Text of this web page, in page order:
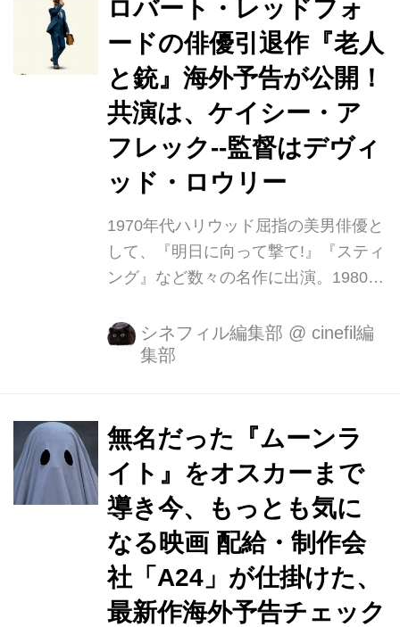
ロバート・レッドフォ
ードの俳優引退作『老人
と銃』海外予告が公開！
共演は、ケイシー・ア
フレック--監督はデヴィ
ッド・ロウリー
1970年代ハリウッド屈指の美男俳優と
して、『明日に向って撃て!』『スティ
ング』など数々の名作に出演。1980年
人々』では、アカデミー作品賞、アカ
デミー監督賞を受賞し、ハリウッドで
ッドフォードの俳優引退作『老人と
銃』海外予告が公開されました。 メガ
ホンを取ったのは『ピートと秘密の友
達』『セインツ -約束の果て-』そして
今年は、日本でまだ未公開ながら話題
となった『A Ghost Story 』のデビッ
ド・ローリー監督。 今作では、家族も
知らない中で銀行強盗を繰り返し、何
シネフィル編集部 @ cinefil編
集部
無名だった『ムーンラ
イト』をオスカーまで
導き今、もっとも気に
なる映画 配給・制作会
社「A24」が仕掛けた、
最新作海外予告チェック